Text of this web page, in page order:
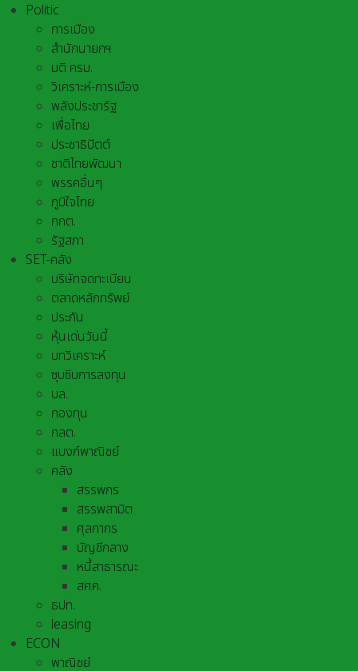
Politic
การเมือง
สำนักนายกฯ
มติ ครม.
วิเคราะห์-การเมือง
พลังประชารัฐ
เพื่อไทย
ประชาธิปัตต์
ชาติไทยพัฒนา
พรรคอื่นๆ
ภูมิใจไทย
กกต.
รัฐสภา
SET-คลัง
บริษัทจดทะเบียน
ตลาดหลักทรัพย์
ประกัน
หุ้นเด่นวันนี้
บทวิเคราะห์
ซุบซิบการลงทุน
บล.
กองทุน
กลต.
แบงก์พาณิชย์
คลัง
สรรพกร
สรรพสามิต
ศุลกากร
บัญชีกลาง
หนี้สาธารณะ
สศค.
ธปท.
leasing
ECON
พาณิชย์